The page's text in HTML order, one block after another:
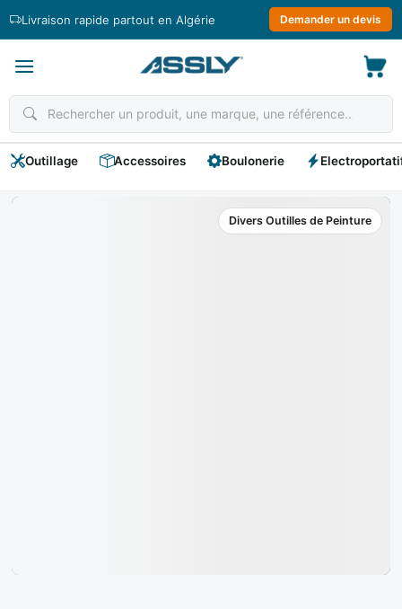
Livraison rapide partout en Algérie Demander un devis
Outillage Accessoires Boulonerie
Divers Outilles de Peinture